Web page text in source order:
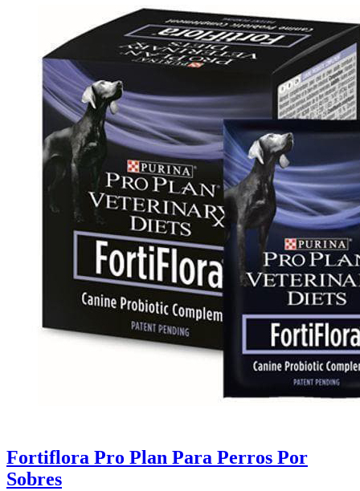
Fortiflora Pro Plan Para Perros Por
Sobres